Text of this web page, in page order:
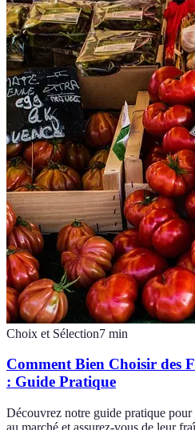
Choix et Sélection7 min
Comment Bien Choisir des
: Guide Pratique
Découvrez notre guide pratique
au marché et assurez-vous de leur